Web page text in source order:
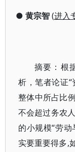
● 黄宗智(进入
摘要：根
析，笔者论证“
整体中所占比
不会超过务农
的小规模“劳
实要重要得多,